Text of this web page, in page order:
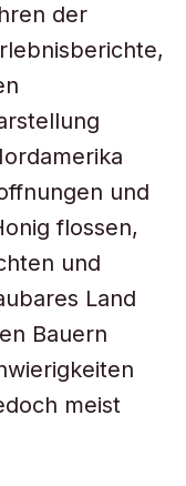
der
und
flossen,
und
Land
Bauern
meist